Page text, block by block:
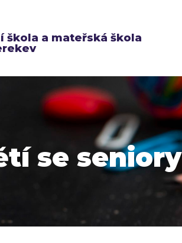
škola a mateřská škola
se seniory